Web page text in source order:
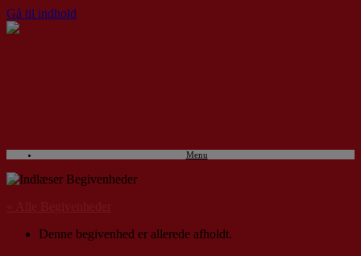
Gå til indhold
Menu
Denne begivenhed er allerede afholdt.